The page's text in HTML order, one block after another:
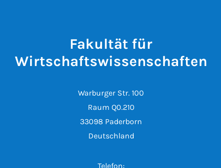
Fakultät für
Wirtschaftswissenschaften
Warburger Str. 100
Raum Q0.210
33098 Paderborn
Deutschland
Telefon: